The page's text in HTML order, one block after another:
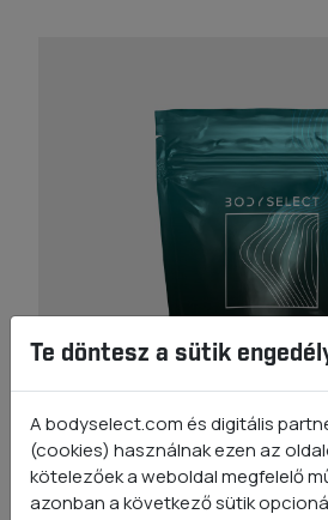
Te döntesz a sütik
A bodyselect.com és digitális
(cookies) használnak ezen az
kötelezőek a weboldal megfelelő
azonban a következő sütik